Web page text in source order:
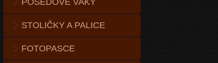
POSEDOVÉ VAKY
STOLIČKY A PALICE
FOTOPASCE